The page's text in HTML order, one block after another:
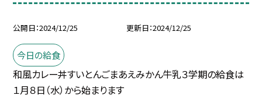
公開日 2024/12/25 更新日 2024/12/25
今日の給食
和風カレー丼すいとんごまあえみかん牛乳３学期の給食は
１月８日（水）から始まります